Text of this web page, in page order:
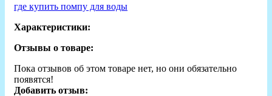
где купить помпу для воды
Характеристики:
Отзывы о товаре:
Пока отзывов об этом товаре нет, но они обязательно
появятся!
Добавить отзыв: